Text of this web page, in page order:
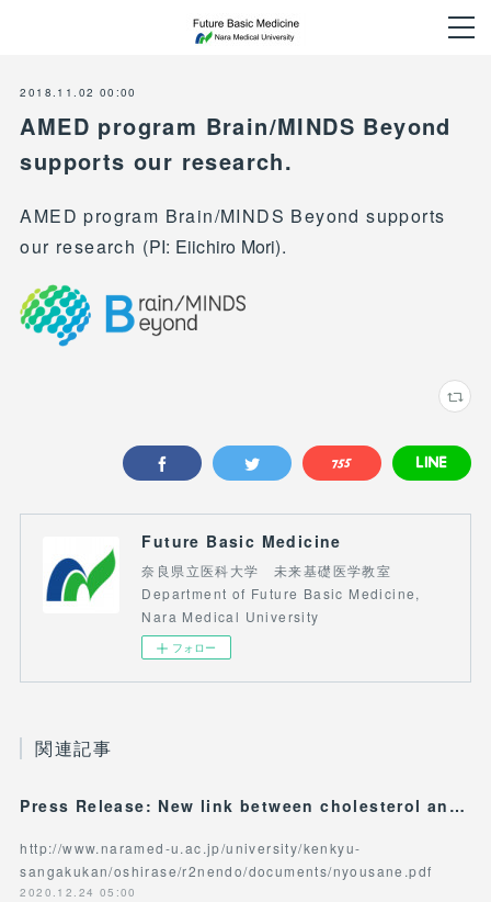
2018.11.02 00:00
AMED program Brain/MINDS Beyond
supports our research.
AMED program Brain/MINDS Beyond supports
our research (PI: Eiichiro Mori).
Future Basic Medicine
奈良県立医科大学 未来基礎医学教室
Department of Future Basic Medicine,
Nara Medical University
フォロー
関連記事
Press Release: New link between cholesterol and hyperuricemia offers potential as therapeutic target
http://www.naramed-u.ac.jp/university/kenkyu-
sangakukan/oshirase/r2nendo/documents/nyousane.pdf
2020.12.24 05:00